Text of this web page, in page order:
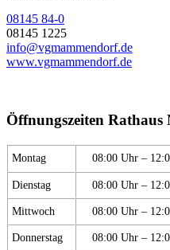
08145 84-0
08145 1225
info@vgmammendorf.de
www.vgmammendorf.de
Öffnungszeiten
Montag 08:00 Uhr –
Dienstag 08:00 Uhr –
Mittwoch 08:00 Uhr –
Donnerstag 08:00 Uhr –